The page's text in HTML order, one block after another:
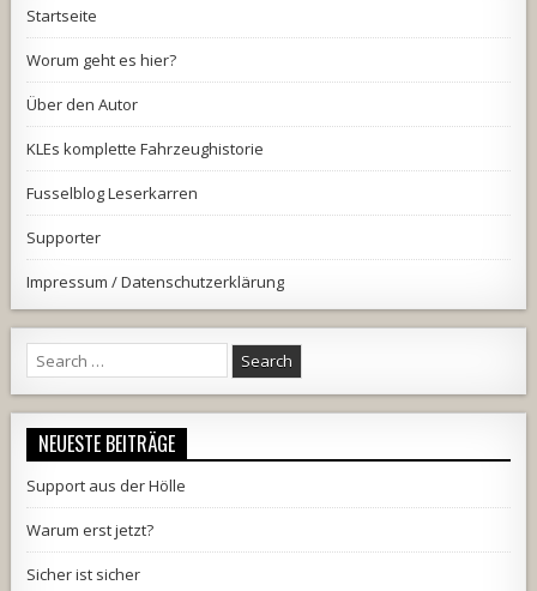
Startseite
Worum geht es hier?
Über den Autor
KLEs komplette Fahrzeughistorie
Fusselblog Leserkarren
Supporter
Impressum / Datenschutzerklärung
Search
for:
NEUESTE BEITRÄGE
Support aus der Hölle
Warum erst jetzt?
Sicher ist sicher